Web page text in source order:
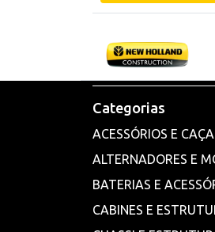
Categorias
ACESSÓRIOS E
ALTERNADORES E
BATERIAS E
CABINES E